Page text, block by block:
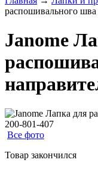
распошивального
Janome
Все фото
Товар закончился